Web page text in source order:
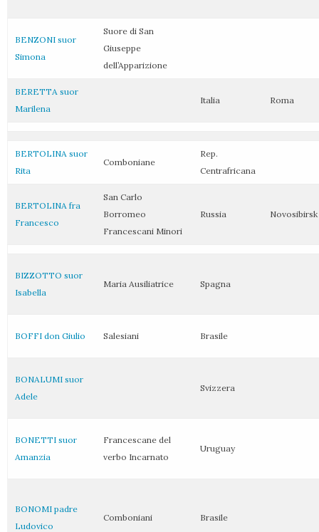
BENZONI suor
Simona
Suore di San
Giuseppe
dell’Apparizione
BERETTA suor
Marilena
Italia Roma
BERTOLINA suor
Rita
Comboniane
Rep.
Centrafricana
BERTOLINA fra
Francesco
San Carlo
Borromeo
Francescani Minori
Russia Novosibirsk
BIZZOTTO suor
Isabella
Maria Ausiliatrice Spagna
BOFFI don Giulio Salesiani Brasile
BONALUMI suor
Adele
Svizzera
BONETTI suor
Amanzia
Francescane del
verbo Incarnato
Uruguay
BONOMI padre
Ludovico
Comboniani Brasile